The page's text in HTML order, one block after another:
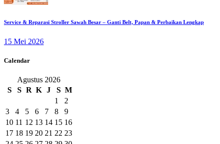
Service & Reparasi Stroller Sawah Besar – Ganti Belt, Papan & Perbaikan Lengkap
15 Mei 2026
Calendar
Agustus 2026
S
S R K J S M
1
2
3
4 5 6 7 8
9
10 11 12 13 14 15 16
17 18 19 20 21 22 23